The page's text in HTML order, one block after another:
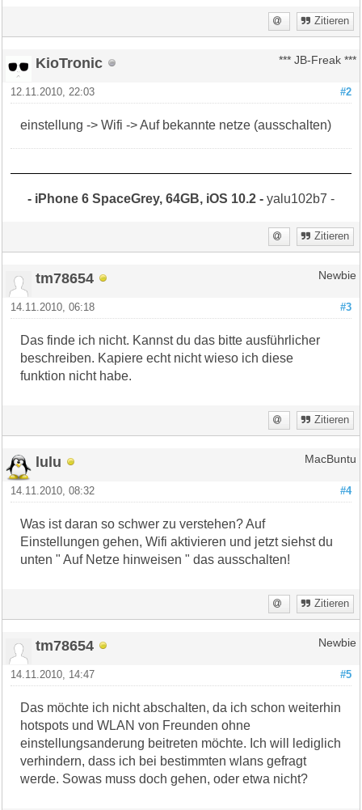
Zitieren
KioTronic *** JB-Freak ***
#2
12.11.2010, 22:03
einstellung -> Wifi -> Auf bekannte netze (ausschalten)
- iPhone 6 SpaceGrey, 64GB, iOS 10.2 -yalu102b7 -
Zitieren
tm78654 Newbie
#3
14.11.2010, 06:18
Das finde ich nicht. Kannst du das bitte ausführlicher
beschreiben. Kapiere echt nicht wieso ich diese
funktion nicht habe.
Zitieren
lulu MacBuntu
#4
14.11.2010, 08:32
Was ist daran so schwer zu verstehen? Auf
Einstellungen gehen, Wifi aktivieren und jetzt siehst du
unten " Auf Netze hinweisen " das ausschalten!
Zitieren
tm78654 Newbie
#5
14.11.2010, 14:47
Das möchte ich nicht abschalten, da ich schon weiterhin
hotspots und WLAN von Freunden ohne
einstellungsanderung beitreten möchte. Ich will lediglich
verhindern, dass ich bei bestimmten wlans gefragt
werde. Sowas muss doch gehen, oder etwa nicht?